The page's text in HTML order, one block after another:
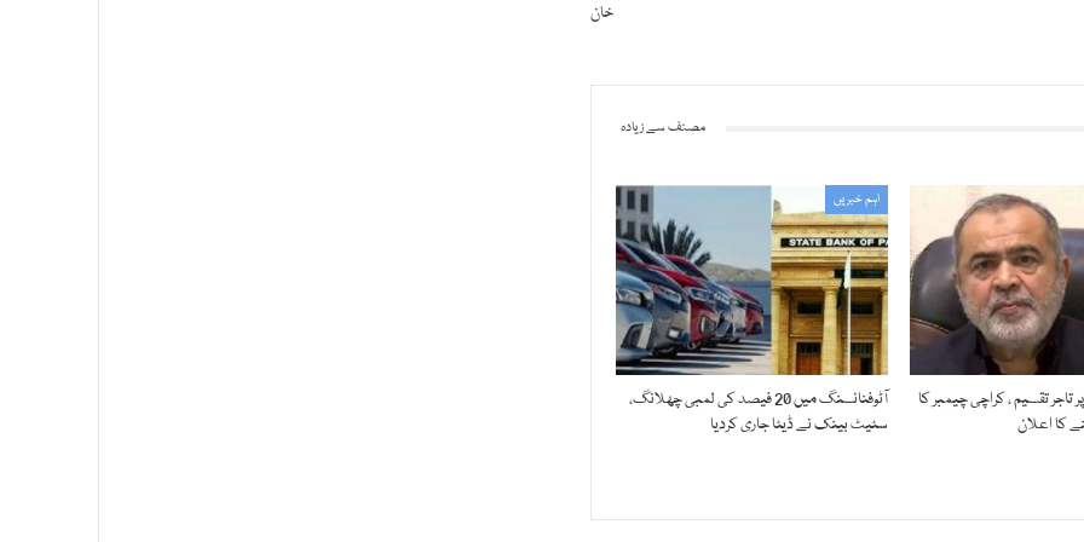
خان
مصنف سے زیادہ
تاجر تقسیم ، کراچی چیمبر کا
کا اعلان
اہم خبریں
آٹوفنانسنگ میں 20 فیصد کی لمبی چھلانگ،
سٹیٹ بینک نے ڈیٹا جاری کردیا